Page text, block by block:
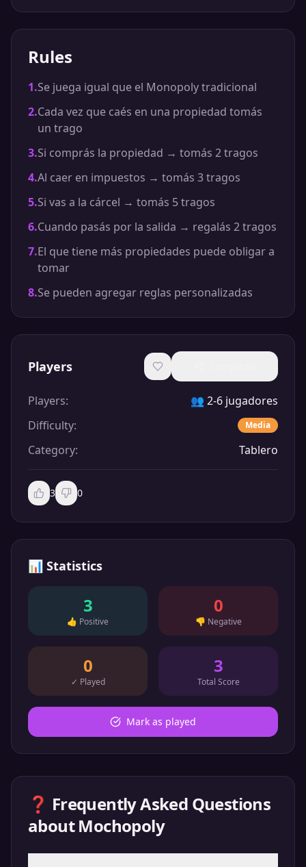
Rules
1.Se juega igual que el Monopoly tradicional
2.Cada vez que caés en una propiedad tomás
un trago
3.Si comprás la propiedad → tomás 2 tragos
4.Al caer en impuestos → tomás 3 tragos
5.Si vas a la cárcel → tomás 5 tragos
6.Cuando pasás por la salida → regalás 2 tragos
7.El que tiene más propiedades puede obligar a
tomar
8.Se pueden agregar reglas personalizadas
Players
Players: 👥 2-6 jugadores
Difficulty: Media
Category: Tablero
3 0
📊 Statistics
3
👍 Positive
0
👎 Negative
0
✓ Played
3
Total Score
Mark as played
❓ Frequently Asked Questions
about Mochopoly